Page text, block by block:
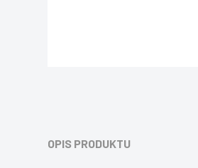
OPIS PRODUKTU